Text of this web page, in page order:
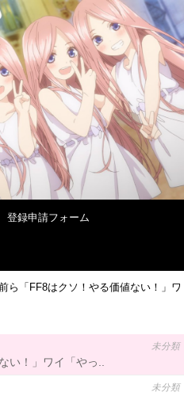
登録申請フォーム
ら「FF8はクソ！やる価値ない！」ワ
未分類
い！」ワイ「やっ..
未分類